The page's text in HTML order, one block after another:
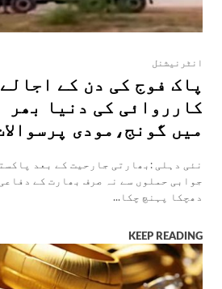
انٹرنیشنل
پاک فوج کی دن کے
کارروائی کی دنیا بھر
میں گونج،مودی
نئی دہلی :بھارتی جارحیت کے بعد
جوابی حملوں سے نہ صرف بھارت کے
دھچکا پہنچ چکا...
KEEP READING